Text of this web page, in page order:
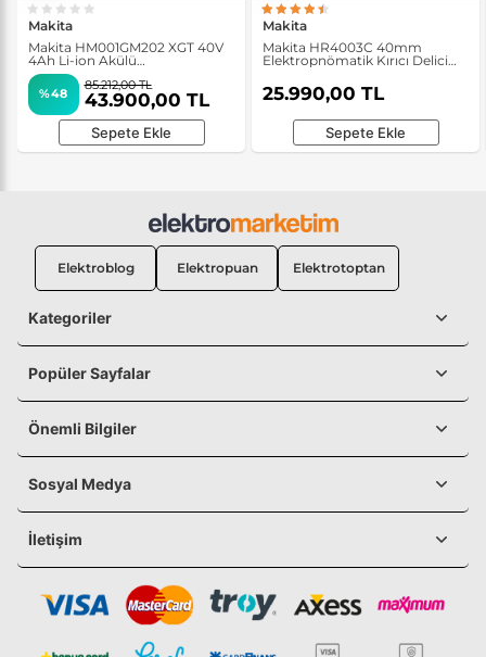
Makita
Makita HM001GM202 XGT 40V
4Ah Li-ion Akülü
Elektropnömatik Kırıcı
%48
85.212,00 TL
43.900,00 TL
Sepete Ekle
Makita
Makita HR4003C 40mm
Elektropnömatik Kırıcı Delici
25.990,00 TL
Sepete Ekle
Elektroblog Elektropuan Elektrotoptan
Kategoriler
Popüler Sayfalar
Önemli Bilgiler
Sosyal Medya
İletişim